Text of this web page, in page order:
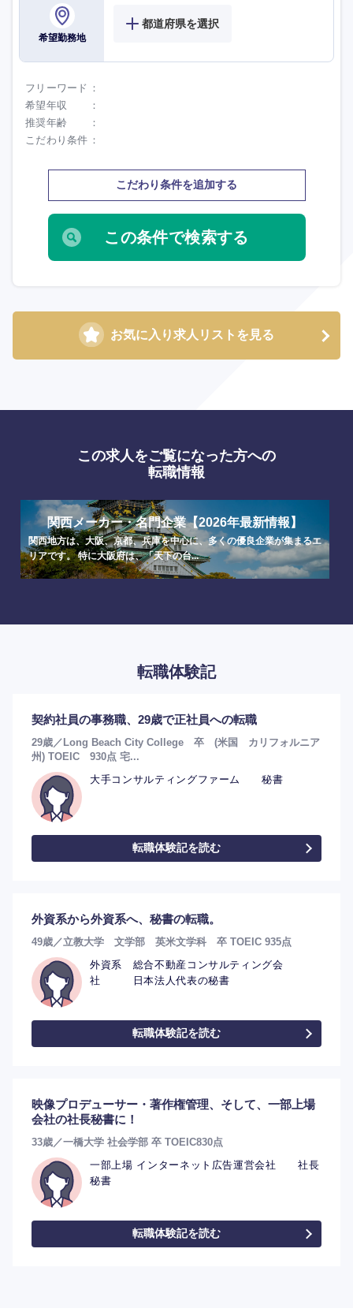
希望勤務地
都道府県を選択
フリーワード
希望年収
推奨年齢
こだわり条件
こだわり条件を追加する
お気に入り求人リストを見る
選択する
この求人をご覧になった方への
転職情報
関西メーカー・名門企業【2026年最新情報】
関西地方は、大阪、京都、兵庫を中心に、多くの優良企業が集まるエ
リアです。 特に大阪府は、「天下の台...
転職体験記
契約社員の事務職、29歳で正社員への転職
29歳／Long Beach City College 卒 (米国 カリフォルニア
州) TOEIC 930点 宅...
大手コンサルティングファーム 秘書
転職体験記を読む
外資系から外資系へ、秘書の転職。
49歳／立教大学 文学部 英米文学科 卒 TOEIC 935点
外資系 総合不動産コンサルティング会
社 日本法人代表の秘書
転職体験記を読む
映像プロデューサー・著作権管理、そして、一部上場
会社の社長秘書に！
33歳／一橋大学 社会学部 卒 TOEIC830点
一部上場 インターネット広告運営会社 社長
秘書
転職体験記を読む